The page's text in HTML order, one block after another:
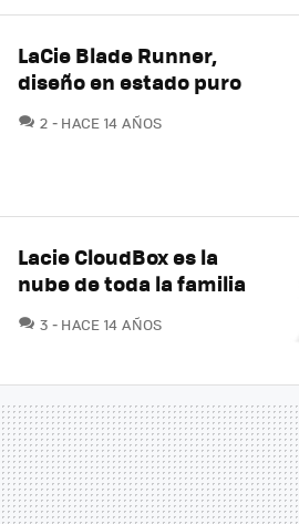
LaCie Blade Runner,
diseño en estado puro
2 COMENTARIOS
HACE 14 AÑOS
Lacie CloudBox es la
nube de toda la familia
3 COMENTARIOS
HACE 14 AÑOS